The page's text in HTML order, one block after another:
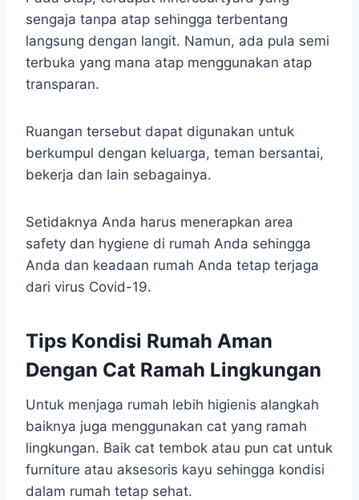
sengaja tanpa atap sehingga terbentang
langsung dengan langit. Namun, ada pula semi
terbuka yang mana atap menggunakan atap
transparan.
Ruangan tersebut dapat digunakan untuk
berkumpul dengan keluarga, teman bersantai,
bekerja dan lain sebagainya.
Setidaknya Anda harus menerapkan area
safety dan hygiene di rumah Anda sehingga
Anda dan keadaan rumah Anda tetap terjaga
dari virus Covid-19.
Tips Kondisi Rumah Aman
Dengan Cat Ramah Lingkungan
Untuk menjaga rumah lebih higienis alangkah
baiknya juga menggunakan cat yang ramah
lingkungan. Baik cat tembok atau pun cat untuk
furniture atau aksesoris kayu sehingga kondisi
dalam rumah tetap sehat.